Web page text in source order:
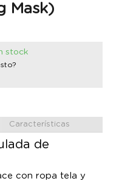
Mask)
stock
Características
de
con ropa tela y